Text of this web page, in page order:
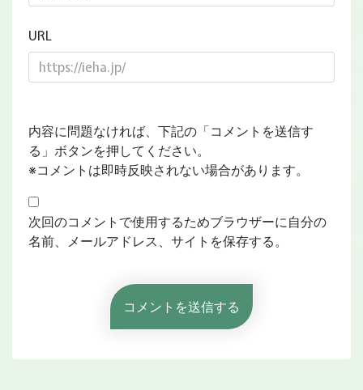
URL
内容に問題なければ、下記の「コメントを送信す
る」ボタンを押してください。
※コメントは即時反映されない場合があります。
次回のコメントで使用するためブラウザーに自分の
名前、メールアドレス、サイトを保存する。